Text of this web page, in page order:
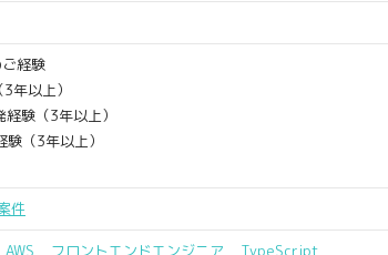
経験
以上）
験（3年以上）
（3年以上）
件
AWS フロントエンドエンジニア TypeScript